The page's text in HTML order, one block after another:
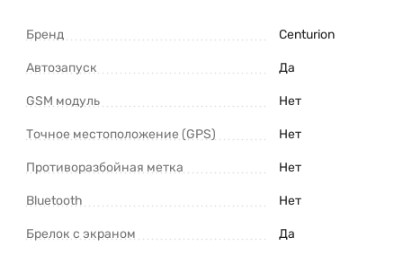
Бренд Centurion
Автозапуск Да
GSM модуль Нет
Точное местоположение (GPS) Нет
Противоразбойная метка Нет
Bluetooth Нет
Брелок с экраном Да